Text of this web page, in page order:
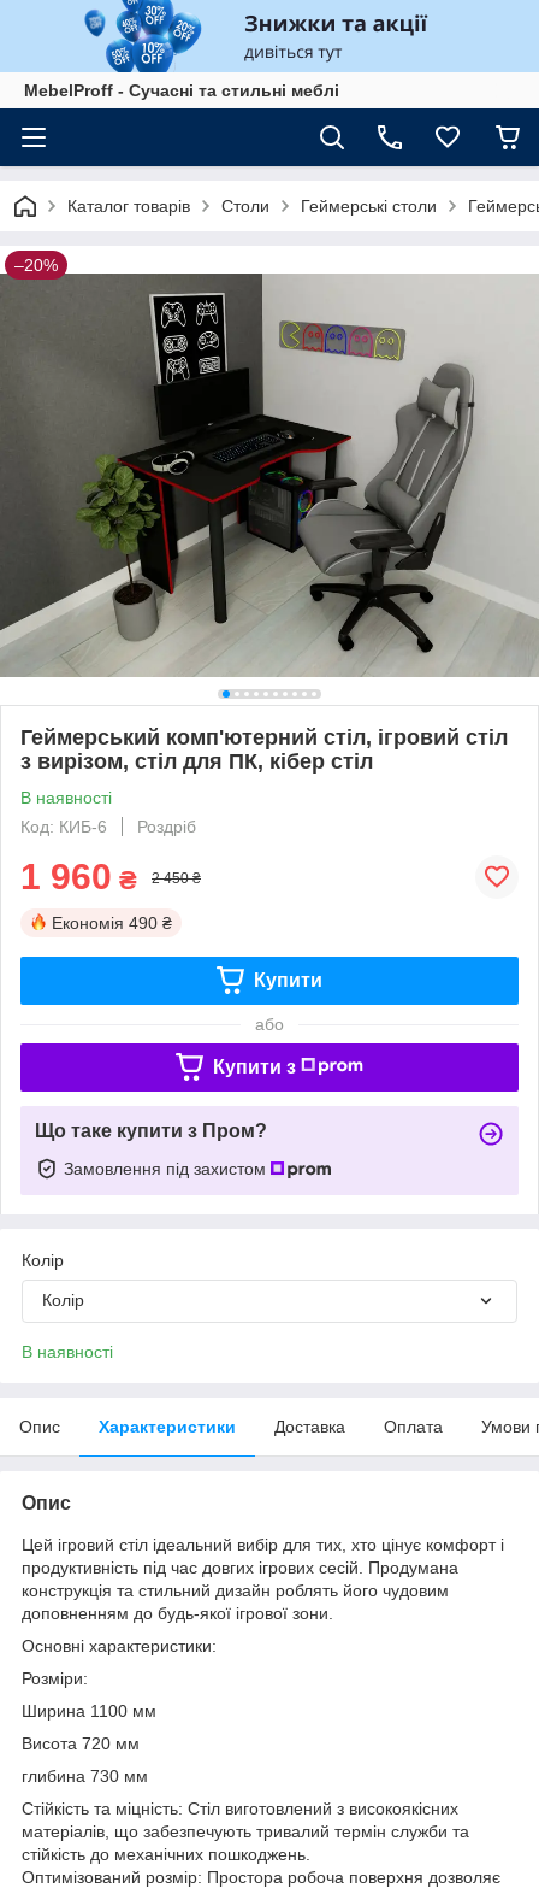
MebelProff - Сучасні та стильні меблі
Каталог товарів Столи Геймерські столи
–20%
Геймерський комп'ютерний стіл, ігровий стіл
з вирізом, стіл для ПК, кібер стіл
В наявності
Код: КИБ-6
Роздріб
1 960 ₴ 2 450 ₴
Економія 490 ₴
Купити
або
Купити з
Що таке купити з Пром?
Замовлення під захистом
Колір
Колір
В наявності
Опис Характеристики Доставка Оплата Умови
Опис
Цей ігровий стіл ідеальний вибір для тих, хто цінує комфорт і
продуктивність під час довгих ігрових сесій. Продумана
конструкція та стильний дизайн роблять його чудовим
доповненням до будь-якої ігрової зони.
Основні характеристики:
Розміри:
Ширина 1100 мм
Висота 720 мм
глибина 730 мм
Стійкість та міцність: Стіл виготовлений з високоякісних
матеріалів, що забезпечують тривалий термін служби та
стійкість до механічних пошкоджень.
Оптимізований розмір: Простора робоча поверхня дозволяє